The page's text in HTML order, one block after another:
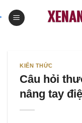
to
KIẾN THỨC
Câu hỏi
nâng tay